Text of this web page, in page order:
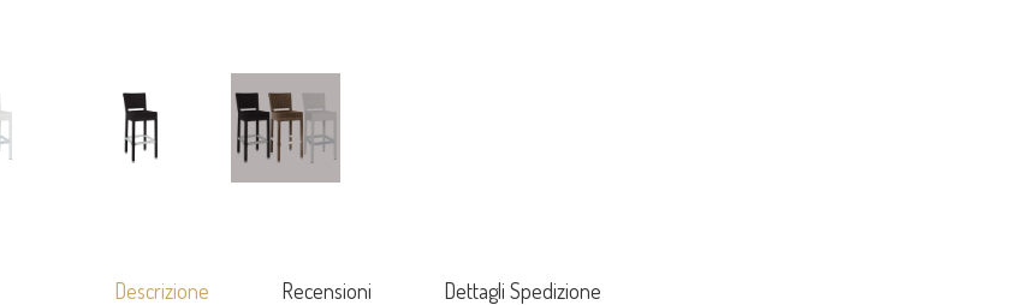
Descrizione Recensioni Dettagli Spedizione